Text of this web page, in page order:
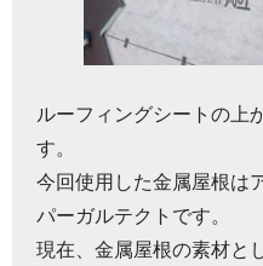
ルーフィングシートの上
す。
今回使用した金属屋根は
パーガルテクトです。
現在、金属屋根の素材と